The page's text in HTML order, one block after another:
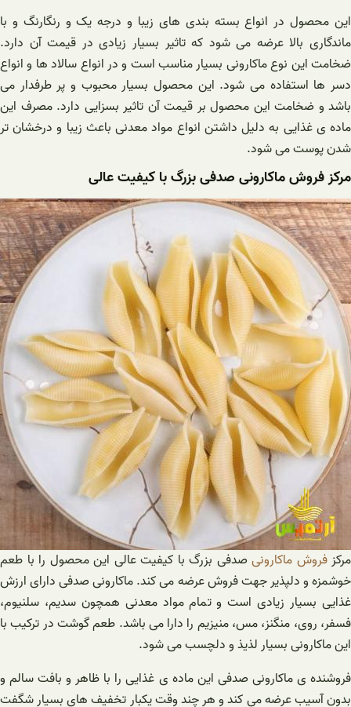
این محصول در انواع بسته بندی های زیبا و درجه یک و رنگارنگ و با
ماندگاری بالا عرضه می شود که تاثیر بسیار زیادی در قیمت آن دارد.
ضخامت این نوع ماکارونی بسیار مناسب است و در انواع سالاد ها و انواع
دسر ها استفاده می شود. این محصول بسیار محبوب و پر طرفدار می
باشد و ضخامت این محصول بر قیمت آن تاثیر بسزایی دارد. مصرف این
ماده ی غذایی به دلیل داشتن انواع مواد معدنی باعث زیبا و درخشان تر
شدن پوست می شود.
مرکز فروش ماکارونی صدفی بزرگ با کیفیت عالی
مرکزفروش ماکارونیصدفی بزرگ با کیفیت عالی این محصول را با طعم
خوشمزه و دلپذیر جهت فروش عرضه می کند. ماکارونی صدفی دارای ارزش
غذایی بسیار زیادی است و تمام مواد معدنی همچون سدیم، سلنیوم،
فسفر، روی، منگنز، مس، منیزیم را دارا می باشد. طعم گوشت در ترکیب با
این ماکارونی بسیار لذیذ و دلچسب می شود.
فروشنده ی ماکارونی صدفی این ماده ی غذایی را با ظاهر و بافت سالم و
بدون آسیب عرضه می کند و هر چند وقت یکبار تخفیف های بسیار شگفت